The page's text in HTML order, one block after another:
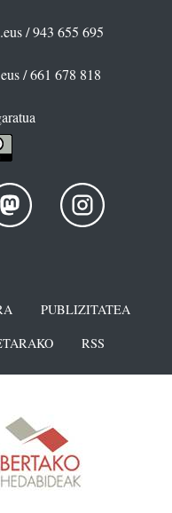
/ 943 655 695
/ 661 678 818
PUBLIZITATEA
RSS